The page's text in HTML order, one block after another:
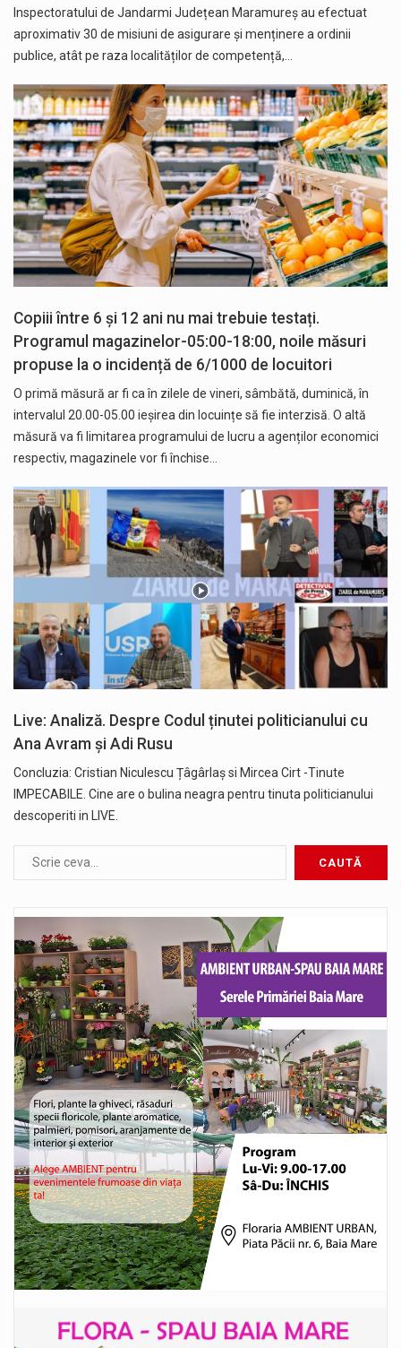
Inspectoratului de Jandarmi Județean Maramureș au efectuat
aproximativ 30 de misiuni de asigurare și menținere a ordinii
publice, atât pe raza localităților de competență,…
Copiii între 6 și 12 ani nu mai trebuie testați.
Programul magazinelor-05:00-18:00, noile măsuri
propuse la o incidență de 6/1000 de locuitori
O primă măsură ar fi ca în zilele de vineri, sâmbătă, duminică, în
intervalul 20.00-05.00 ieșirea din locuințe să fie interzisă. O altă
măsură va fi limitarea programului de lucru a agenților economici
respectiv, magazinele vor fi închise…
Live: Analiză. Despre Codul ținutei politicianului cu
Ana Avram și Adi Rusu
Concluzia: Cristian Niculescu Țâgârlaș si Mircea Cirt -Tinute
IMPECABILE. Cine are o bulina neagra pentru tinuta politicianului
descoperiti in LIVE.